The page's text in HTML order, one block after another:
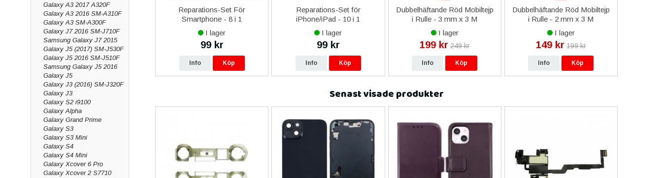
Galaxy A3 2017 A320F
Galaxy A3 2016 SM-A310F
Galaxy A3 SM-A300F
Galaxy J7 2016 SM-J710F
Samsung Galaxy J7 2015
Galaxy J5 (2017) SM-J530F
Galaxy J5 2016 SM-J510F
Samsung Galaxy J5 2016
Galaxy J5
Galaxy J3 (2016) SM-J320F
Galaxy J3
Galaxy S2 i9100
Galaxy Alpha
Galaxy Grand Prime
Galaxy S3
Galaxy S3 Mini
Galaxy S4
Galaxy S4 Mini
Galaxy Xcover 6 Pro
Galaxy Xcover 2 S7710
Samsung Galaxy Xcover 5
Batteri Original
I lager
479 kr 490 kr
Reparations-Set För
Smartphone - 8 i 1
I lager
99 kr
Info Köp
Reparations-Set för
iPhone/iPad - 10 i 1
I lager
99 kr
Info Köp
Dubbelhäftande Röd Mobiltejp
i Rulle - 3 mm x 3 M
I lager
199 kr 249 kr
Info Köp
Dubbelhäftande Röd Mobiltejp
i Rulle - 2 mm x 3 M
I lager
149 kr 199 kr
Info Köp
Senast visade produkter